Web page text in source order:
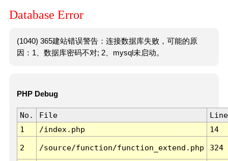
Database Error
(1040) 365建站错误警告：连接数据库失败，可能的原
因：1、数据库密码不对; 2、mysql未启动。
PHP Debug
No. File
Line
1
/index.php 14
2 /source/function/function_extend.php 324